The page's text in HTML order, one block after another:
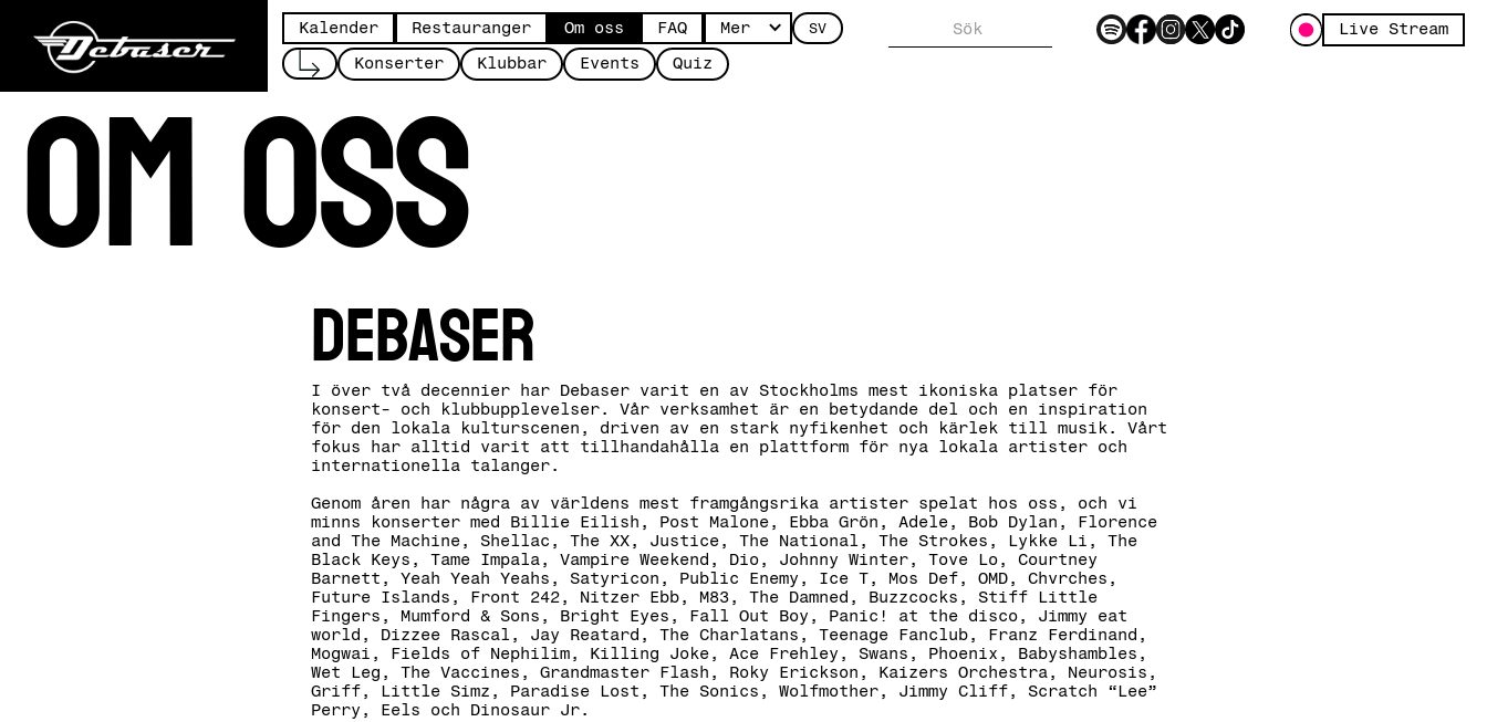
Kalender Restauranger Om oss FAQ Mer SV
Live Stream
Konserter
Klubbar Events Quiz
OM OSS
Debaser
I över två decennier har Debaser varit en av Stockholms mest ikoniska platser för
konsert- och klubbupplevelser. Vår verksamhet är en betydande del och en inspiration
för den lokala kulturscenen, driven av en stark nyfikenhet och kärlek till musik. Vårt
fokus har alltid varit att tillhandahålla en plattform för nya lokala artister och
internationella talanger.
Genom åren har några av världens mest framgångsrika artister spelat hos oss, och vi
minns konserter med Billie Eilish, Post Malone, Ebba Grön, Adele, Bob Dylan, Florence
and The Machine, Shellac, The XX, Justice, The National, The Strokes, Lykke Li, The
Black Keys, Tame Impala, Vampire Weekend, Dio, Johnny Winter, Tove Lo, Courtney
Barnett, Yeah Yeah Yeahs, Satyricon, Public Enemy, Ice T, Mos Def, OMD, Chvrches,
Future Islands, Front 242, Nitzer Ebb, M83, The Damned, Buzzcocks, Stiff Little
Fingers, Mumford & Sons, Bright Eyes, Fall Out Boy, Panic! at the disco, Jimmy eat
world, Dizzee Rascal, Jay Reatard, The Charlatans, Teenage Fanclub, Franz Ferdinand,
Mogwai, Fields of Nephilim, Killing Joke, Ace Frehley, Swans, Phoenix, Babyshambles,
Wet Leg, The Vaccines, Grandmaster Flash, Roky Erickson, Kaizers Orchestra, Neurosis,
Griff, Little Simz, Paradise Lost, The Sonics, Wolfmother, Jimmy Cliff, Scratch “Lee”
Perry, Eels och Dinosaur Jr.